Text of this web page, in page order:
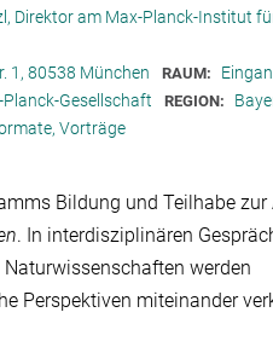
Direktor am Max-Planck-Institut
1, 80538 München RAUM:
Gesellschaft REGION:
Vorträge
Bildung und Teilhabe
. In interdisziplinären
werden
Perspektiven miteinander